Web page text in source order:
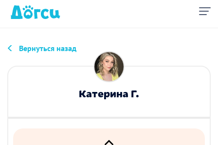
Вернуться назад
Катерина Г.